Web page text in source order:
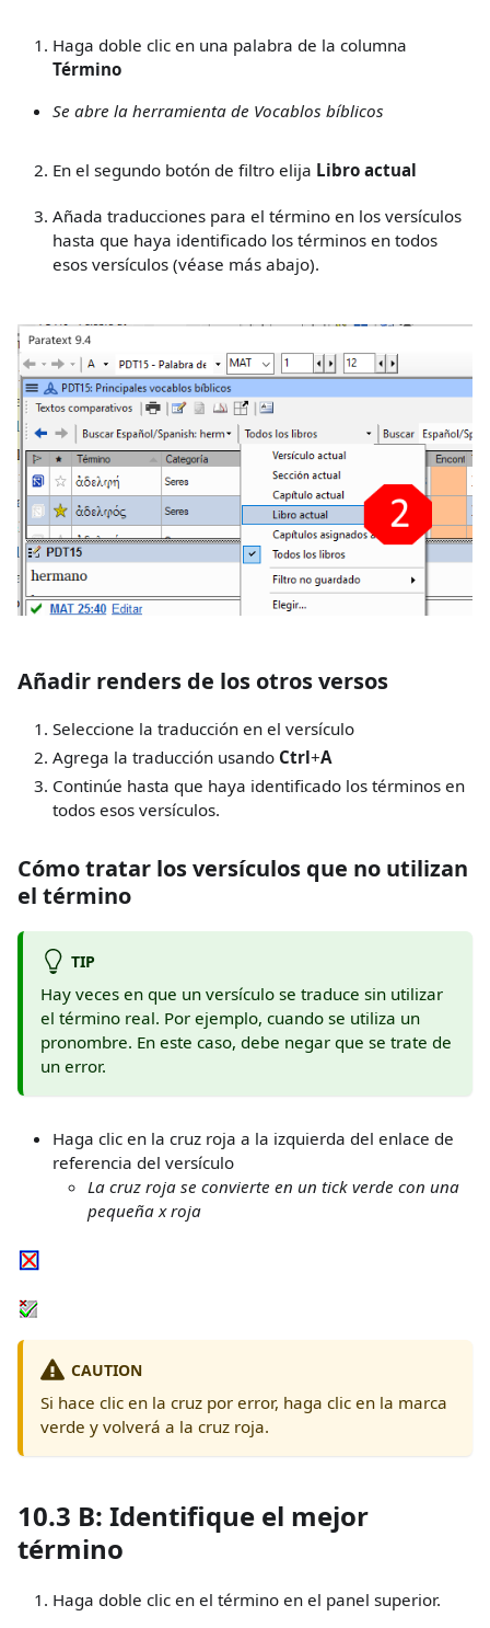
Haga doble clic en una palabra de la columna
Término
Se abre la herramienta de Vocablos bíblicos
En el segundo botón de filtro elija Libro actual
Añada traducciones para el término en los versículos
hasta que haya identificado los términos en todos
esos versículos (véase más abajo).
Añadir renders de los otros versos
Seleccione la traducción en el versículo
Agrega la traducción usando Ctrl+A
Continúe hasta que haya identificado los términos en
todos esos versículos.
Cómo tratar los versículos que no utilizan
el término
TIP
Hay veces en que un versículo se traduce sin utilizar
el término real. Por ejemplo, cuando se utiliza un
pronombre. En este caso, debe negar que se trate de
un error.
Haga clic en la cruz roja a la izquierda del enlace de
referencia del versículo
La cruz roja se convierte en un tick verde con una
pequeña x roja
CAUTION
Si hace clic en la cruz por error, haga clic en la marca
verde y volverá a la cruz roja.
10.3 B: Identifique el mejor
término
Haga doble clic en el término en el panel superior.